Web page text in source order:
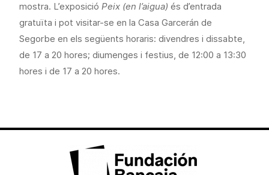
mostra. L’exposició Peix (en l’aigua) és d’entrada
gratuïta i pot visitar-se en la Casa Garcerán de
Segorbe en els següents horaris: divendres i dissabte,
de 17 a 20 hores; diumenges i festius, de 12:00 a 13:30
hores i de 17 a 20 hores.